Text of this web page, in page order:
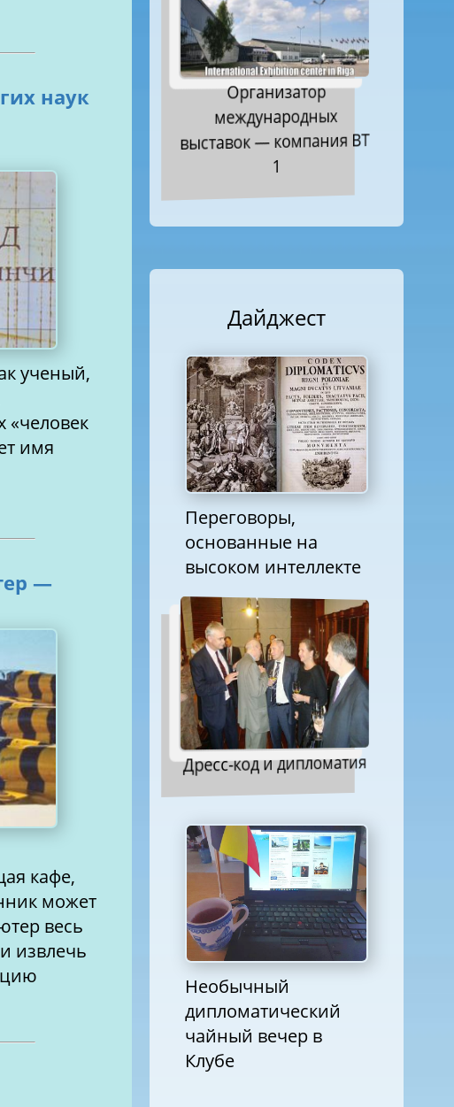
наук
ученый,
«человек
имя
—
кафе,
может
весь
извлечь
Организатор
международных
выставок — компания ВТ
1
Дайджест
Переговоры,
основанные на
высоком интеллекте
Дресс-код и дипломатия
Необычный
дипломатический
чайный вечер в
Клубе